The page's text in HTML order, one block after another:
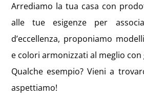
Arrediamo la tua casa con
alle tue esigenze per
d’eccellenza, proponiamo
e colori armonizzati al meglio con
Qualche esempio? Vieni a
aspettiamo!